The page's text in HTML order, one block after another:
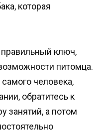
которая
ключ,
питомца.
человека,
обратитесь к
занятий, а потом